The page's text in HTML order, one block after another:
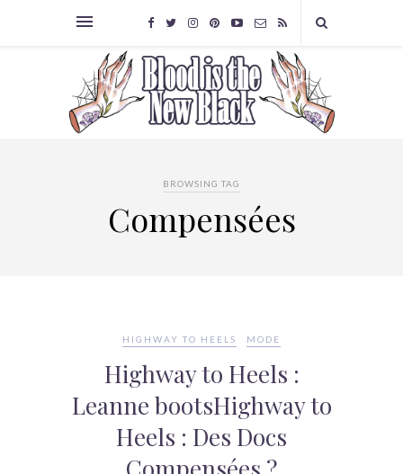
BROWSING TAG
Compensées
HIGHWAY TO HEELS MODE
Highway to Heels :
Leanne bootsHighway to
Heels : Des Docs